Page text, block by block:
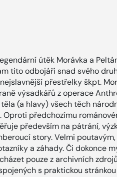
útěk Morávka a
tito odbojáři snad svého
přestřelky škpt.
výsadkářů z operace
(a hlavy) všech těch
Oproti předchozímu
především na pátrání,
story. Velmi
a záhady. Či dokonce
pouze z archivních
s praktickou